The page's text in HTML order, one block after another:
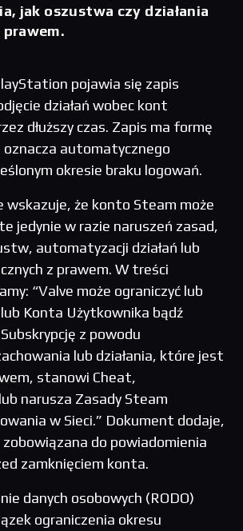
jak oszustwa czy działania
pojawia się zapis
działań wobec kont
dłuższy czas. Zapis ma formę
oznacza automatycznego
okresie braku logowań.
wskazuje, że konto Steam może
jedynie w razie naruszeń zasad,
automatyzacji działań lub
z prawem. W treści
“Valve może ograniczyć lub
Konta Użytkownika bądź
z powodu
lub działania, które jest
stanowi Cheat,
narusza Zasady Steam
w Sieci.” Dokument dodaje,
do powiadomienia
zamknięciem konta.
danych osobowych (RODO)
ograniczenia okresu